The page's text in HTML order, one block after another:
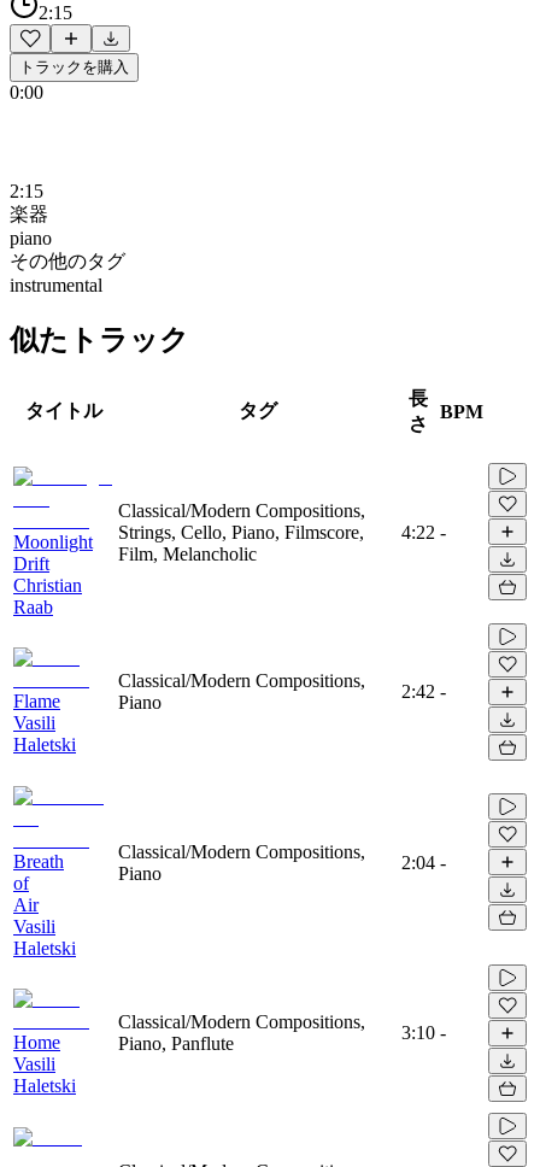
2:15
トラックを購入
0:00
2:15
楽器
piano
その他のタグ
instrumental
似たトラック
タイトル タグ
長
さ
BPM
Moonlight
Drift
Christian
Raab
Classical/Modern Compositions,
Strings, Cello, Piano, Filmscore,
Film, Melancholic
4:22 -
Flame
Vasili
Haletski
Classical/Modern Compositions,
Piano
2:42 -
Breath
of
Air
Vasili
Haletski
Classical/Modern Compositions,
Piano
2:04 -
Home
Vasili
Haletski
Classical/Modern Compositions,
Piano, Panflute
3:10 -